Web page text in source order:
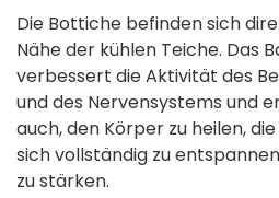
Die Bottiche befinden sich
Nähe der kühlen Teiche. Das
verbessert die Aktivität des
und des Nervensystems und
auch, den Körper zu heilen,
sich vollständig zu
zu stärken.